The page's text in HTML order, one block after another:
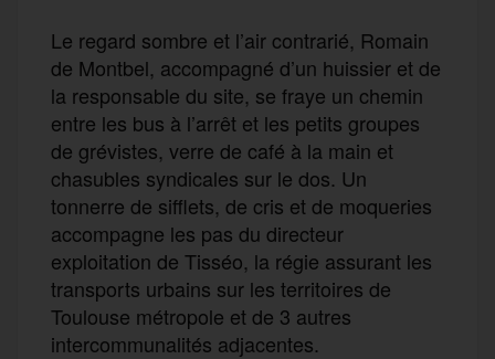
Le regard sombre et l’air contrarié, Romain
de Montbel, accompagné d’un huissier et de
la responsable du site, se fraye un chemin
entre les bus à l’arrêt et les petits groupes
de grévistes, verre de café à la main et
chasubles syndicales sur le dos. Un
tonnerre de sifflets, de cris et de moqueries
accompagne les pas du directeur
exploitation de Tisséo, la régie assurant les
transports urbains sur les territoires de
Toulouse métropole et de 3 autres
intercommunalités adjacentes.